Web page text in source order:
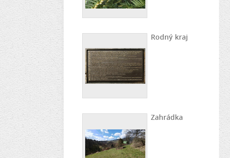
Rodný kraj
Zahrádka